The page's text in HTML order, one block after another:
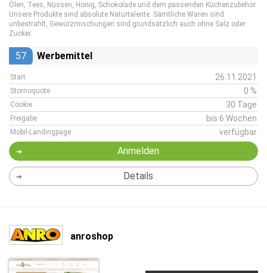
Ölen, Tees, Nüssen, Honig, Schokolade und dem passenden Küchenzubehör.
Unsere Produkte sind absolute Naturtalente. Sämtliche Waren sind
unbestrahlt, Gewürzmischungen sind grundsätzlich auch ohne Salz oder
Zucker.
57 Werbemittel
Start 26.11.2021
Stornoquote 0 %
Cookie 30 Tage
Freigabe bis 6 Wochen
Mobil-Landingpage verfügbar
Anmelden
Details
anroshop